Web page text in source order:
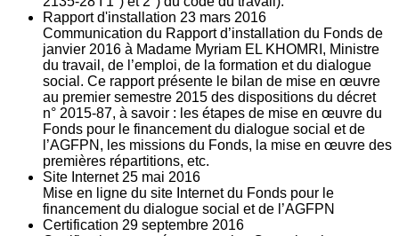
Rapport d'installation 23 mars 2016
Communication du Rapport d’installation du Fonds de
janvier 2016 à Madame Myriam EL KHOMRI, Ministre
du travail, de l’emploi, de la formation et du dialogue
social. Ce rapport présente le bilan de mise en œuvre
au premier semestre 2015 des dispositions du décret
n° 2015-87, à savoir : les étapes de mise en œuvre du
Fonds pour le financement du dialogue social et de
l’AGFPN, les missions du Fonds, la mise en œuvre des
premières répartitions, etc.
Site Internet 25 mai 2016
Mise en ligne du site Internet du Fonds pour le
financement du dialogue social et de l’AGFPN
Certification 29 septembre 2016